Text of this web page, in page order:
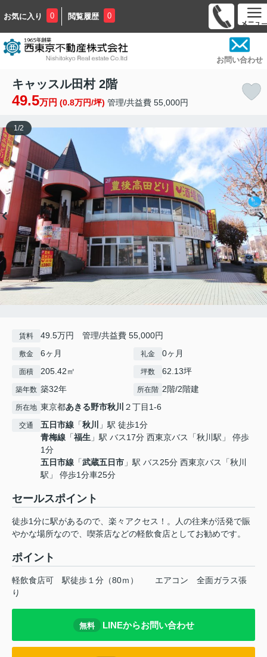
お気に入り 0 閲覧履歴 0
お問い合わせ
キャッスル田村 2階
49.5万円 (0.8万円/坪) 管理/共益費 55,000円
1 /2
賃料 49.5万円 管理/共益費 55,000円
敷金 6ヶ月 礼金 0ヶ月
面積 205.42㎡ 坪数 62.13坪
築年数 築32年 所在階 2階/2階建
所在地 東京都あきる野市秋川 ２丁目1-6
交通 五日市線 「秋川
」駅 徒歩1分
青梅線 「福生 」駅 バス17分 西東京バス「秋川駅」 停歩
1分
五日市線 「武蔵五日市 」駅 バス25分 西東京バス「秋川
駅」 停歩1分車25分
セールスポイント
徒歩1分に駅があるので、楽々アクセス！。人の往来が活発で賑
やかな場所なので、喫茶店などの軽飲食店としてお勧めです。
ポイント
軽飲食店可 駅徒歩１分（80ｍ） エアコン
全面ガラス張
り
無料 LINEからお問い合わせ